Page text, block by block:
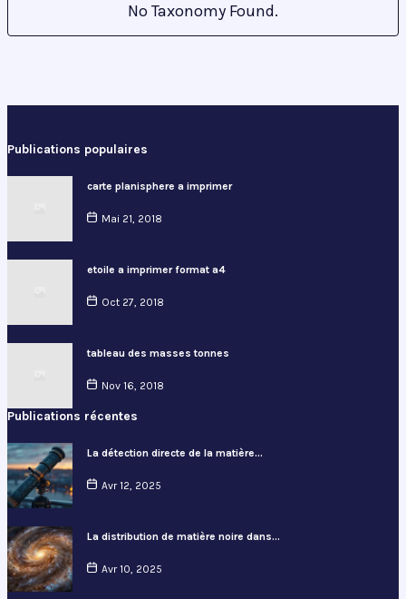
No Taxonomy Found.
Publications populaires
carte planisphere a imprimer
Mai 21, 2018
etoile a imprimer format a4
Oct 27, 2018
tableau des masses tonnes
Nov 16, 2018
Publications récentes
La détection directe de la matière…
Avr 12, 2025
La distribution de matière noire dans…
Avr 10, 2025